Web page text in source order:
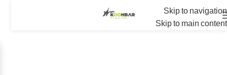
Skip to navigation
Skip to main content